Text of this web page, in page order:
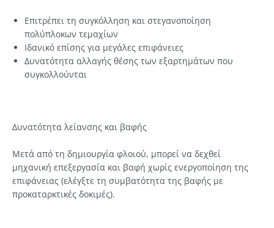
Επιτρέπει τη συγκόλληση και στεγανοποίηση
πολύπλοκων τεμαχίων
Ιδανικό επίσης για μεγάλες επιφάνειες
Δυνατότητα αλλαγής θέσης των εξαρτημάτων που
συγκολλούνται
Δυνατότητα λείανσης και βαφής
Μετά από τη δημιουργία φλοιού, μπορεί να δεχθεί
μηχανική επεξεργασία και βαφή χωρίς ενεργοποίηση της
επιφάνειας (ελέγξτε τη συμβατότητα της βαφής με
προκαταρκτικές δοκιμές).